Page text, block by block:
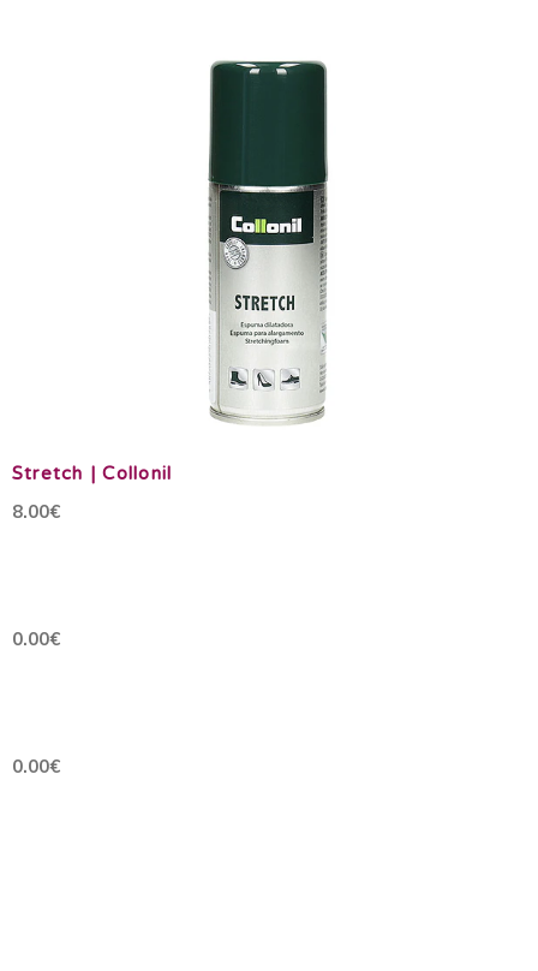
Stretch | Collonil
8.00€
0.00€
0.00€